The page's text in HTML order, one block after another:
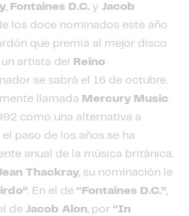
, Fontaines D.C. y Jacob
los doce nominados este año
que premia al mejor disco
artista del
Reino
se sabrá el 16 de octubre.
llamada Mercury Music
como una alternativa a
el paso de los años se ha
anual de la música británica.
Thackray, su nominación le
. En el de “Fontaines D.C.”,
de Jacob Alon, por “In